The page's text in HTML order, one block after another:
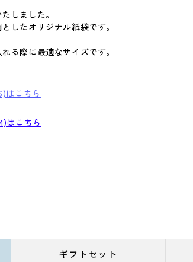
しました。
したオリジナル紙袋です。
る際に最適なサイズです。
はこちら
はこちら
ギフトセット